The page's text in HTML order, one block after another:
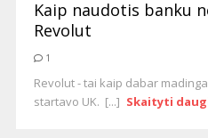
Kaip naudotis banku
Revolut
1
Revolut - tai kaip dabar
startavo UK. [...] Skaityti